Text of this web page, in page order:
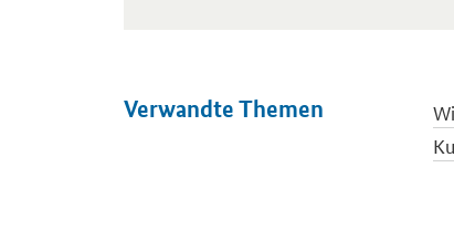
Verwandte Themen